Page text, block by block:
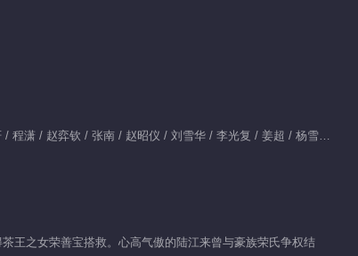
แสดงนำ：侯明昊 / 娜扎 / 陈若轩 / 程潇 / 赵弈钦 / 张南 / 赵昭仪 / 刘雪华 / 李光复 / 姜超 / 杨雪 / 完颜洛绒 / 张慧雯 / 胡静 / 李倩 / 汤镇业 / 曹骏 / 董璇 / 张垒 / 柳明明 / 于明加 / 张百乔 / 闻雨 / 马闻远 / 李菲 / 赵嘉敏 / 刘擎 / 舒童 / 张婉莹 / 滕泽文 / 黄星羱 / 孙晶晶 / 潘宥诚 / 李千逸 / 余茵 / 白川 / 李佳洁 / 弭金 / 蒙恩 / 金秋 / 白翊汝 / 陈腾跃 / 姚尧 / 廖慧佳 / 李柏煦 / 孙寈惠 / 李宗浩 / 孙莉 / 饶嘉迪 / 刘佳玺
王之女荣善宝搭救。心高气傲的陆江来曾与豪族荣氏争权结